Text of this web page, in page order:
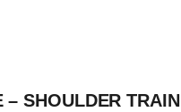
SHOULDER